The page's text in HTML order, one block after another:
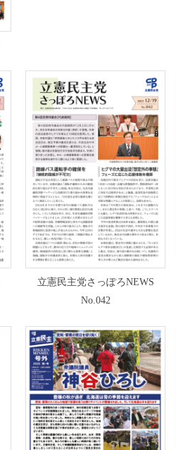
立憲民主党さっぽろNEWS
No.042